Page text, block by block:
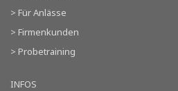
> Für Anlässe
> Firmenkunden
> Probetraining
INFOS